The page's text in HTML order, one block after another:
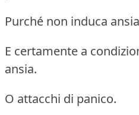
Purché non induca
E certamente a
ansia.
O attacchi di panico.